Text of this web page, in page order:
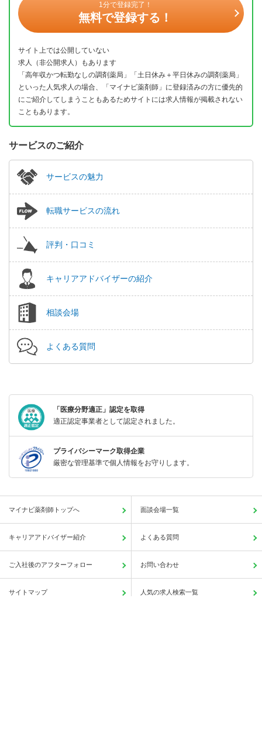
1分で登録完了！
無料で登録する！
サイト上では公開していない
求人（非公開求人）もあります
「高年収かつ転勤なしの調剤薬局」「土日休み＋平日休みの調剤薬局」
といった人気求人の場合、「マイナビ薬剤師」に登録済みの方に優先的
にご紹介してしまうこともあるためサイトには求人情報が掲載されない
こともあります。
サービスのご紹介
サービスの魅力
転職サービスの流れ
評判・口コミ
キャリアアドバイザーの紹介
相談会場
よくある質問
「医療分野適正」認定を取得
適正認定事業者として認定されました。
プライバシーマーク取得企業
厳密な管理基準で個人情報をお守りします。
マイナビ薬剤師トップへ 面談会場一覧
キャリアアドバイザー紹介 よくある質問
ご入社後のアフターフォロー お問い合わせ
サイトマップ 人気の求人検索一覧